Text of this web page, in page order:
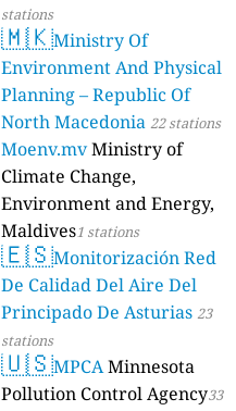
stations
🇲🇰Ministry Of
Environment And Physical
Planning – Republic Of
North Macedonia 22 stations
Moenv.mvMinistry of
Climate Change,
Environment and Energy,
Maldives1 stations
🇪🇸Monitorización Red
De Calidad Del Aire Del
Principado De Asturias 23
stations
🇺🇸MPCAMinnesota
Pollution Control Agency33